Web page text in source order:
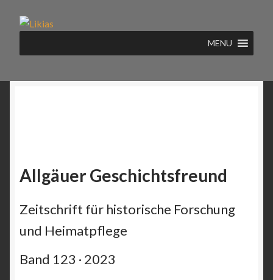
Zur
springen
Zum
springen
MENU
Allgäuer Geschichtsfreund
Zeitschrift für historische Forschung
und Heimatpflege
Band 123 · 2023